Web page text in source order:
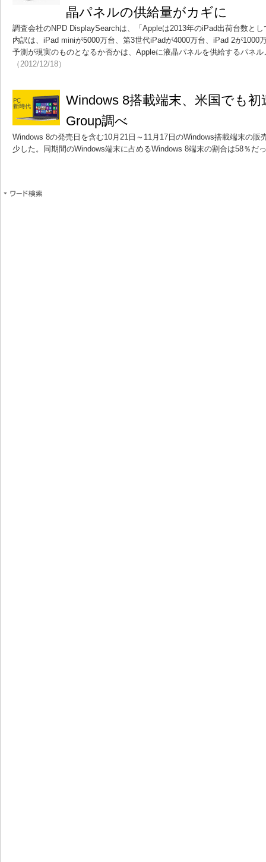
晶パネルの供給量がカギに
調査会社のNPD DisplaySearchは、「Appleは2013年のiPad出荷台数と
内訳は、iPad miniが5000万台、第3世代iPadが4000万台、iPad 2が1000
予測が現実のものとなるか否かは、Appleに液晶パネルを供給するパネ
（2012/12/18）
Windows 8搭載端末、米国でも
Group調べ
Windows 8の発売日を含む10月21日～11月17日のWindows搭載端末の販
少した。同期間のWindows端末に占めるWindows 8端末の割合は58％だ